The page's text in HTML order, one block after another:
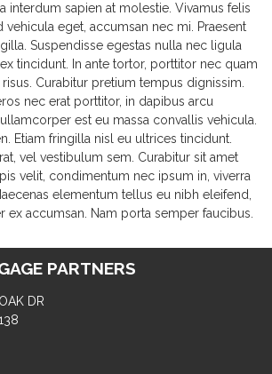
interdum sapien at molestie. Vivamus felis
vehicula eget, accumsan nec mi. Praesent
Suspendisse egestas nulla nec ligula
tincidunt. In ante tortor, porttitor nec quam
Curabitur pretium tempus dignissim.
nec erat porttitor, in dapibus arcu
est eu massa convallis vehicula.
Etiam fringilla nisl eu ultrices tincidunt.
vel vestibulum sem. Curabitur sit amet
velit, condimentum nec ipsum in, viverra
elementum tellus eu nibh eleifend,
ex accumsan. Nam porta semper faucibus.
PARTNERS
DR